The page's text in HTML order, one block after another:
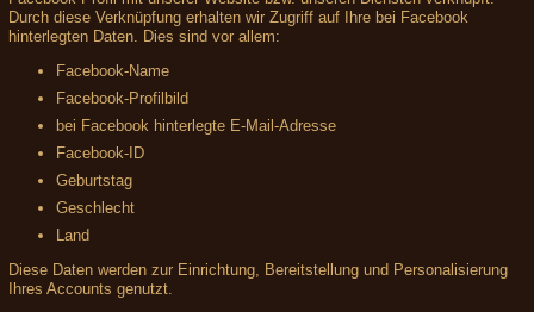
Durch diese Verknüpfung erhalten wir Zugriff auf Ihre bei Facebook
hinterlegten Daten. Dies sind vor allem:
Facebook-Name
Facebook-Profilbild
bei Facebook hinterlegte E-Mail-Adresse
Facebook-ID
Geburtstag
Geschlecht
Land
Diese Daten werden zur Einrichtung, Bereitstellung und Personalisierung
Ihres Accounts genutzt.